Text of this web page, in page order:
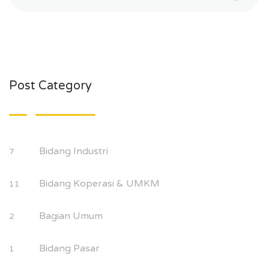
Post Category
7 Bidang Industri
11 Bidang Koperasi & UMKM
2 Bagian Umum
1 Bidang Pasar